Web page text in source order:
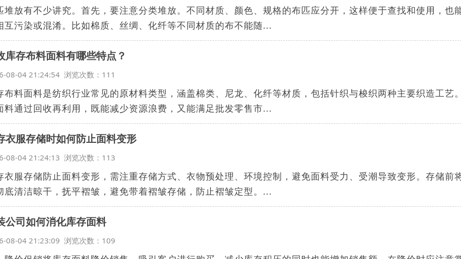
堆放有不少讲究。首先，要注意分类堆放。不同材质、颜色、规格的布匹应分开，这样便于查找和使用，也
互污染或混淆。比如棉质、丝绸、化纤等不同材质的布不能随...
库存布料面料有哪些特点？
08-04 21:24:54 浏览次数：111
布料面料是纺织行业常见的原材料类型，涵盖棉类、尼龙、化纤等材质，包括针织与梭织两种主要织造工艺
料通过回收再利用，既能减少资源浪费，又能满足批发零售市...
衣服存储时如何防止面料变形
08-04 21:24:13 浏览次数：113
衣服存储防止面料变形，需注重存储方式、衣物预处理、环境控制，避免面料受力、受潮导致变形。存储前
底清洁晾干，抚平褶皱，避免带着褶皱存储，防止褶皱定型。...
公司如何消化库存面料
08-04 21:23:09 浏览次数：109